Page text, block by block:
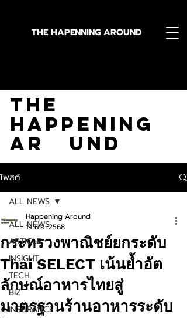
THE HAPENNING AROUND
The
Happening
Ar und
โพสต์
ALL NEWS
ARTICLE
INSIGHT
TECH
BIZ
INSURANCE
ALL NEWS
กระทรวงพาณิชย์ยกระดับ
Thai SELECT เน้นย้ำอัต
ลักษณ์อาหารไทยสู่
มาตรฐานร้านอาหารระดับ
Happening Around
19 มิ.ย. 2568